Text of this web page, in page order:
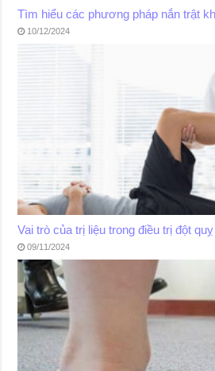
Tìm hiểu các phương pháp nắn trật
10/12/2024
Vai trò của trị liệu trong điều trị đột
09/11/2024